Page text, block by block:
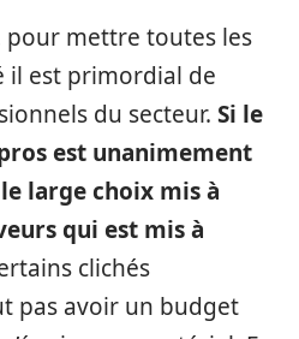
pour mettre toutes les
il est primordial de
du secteur. Si le
est unanimement
large choix mis à
qui est mis à
clichés
pas avoir un budget